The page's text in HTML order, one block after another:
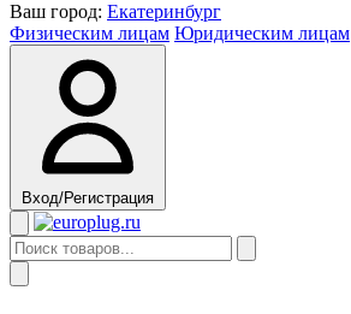
Ваш город: Екатеринбург
Физическим лицам Юридическим лицам
Вход/Регистрация